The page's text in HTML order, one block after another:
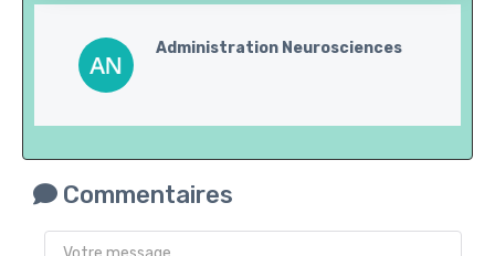
Administration Neurosciences
Commentaires